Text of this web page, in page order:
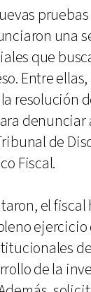
una
que
Entre
resolución
denunciar
de
Fiscal.
el fiscal
ejercicio
de la